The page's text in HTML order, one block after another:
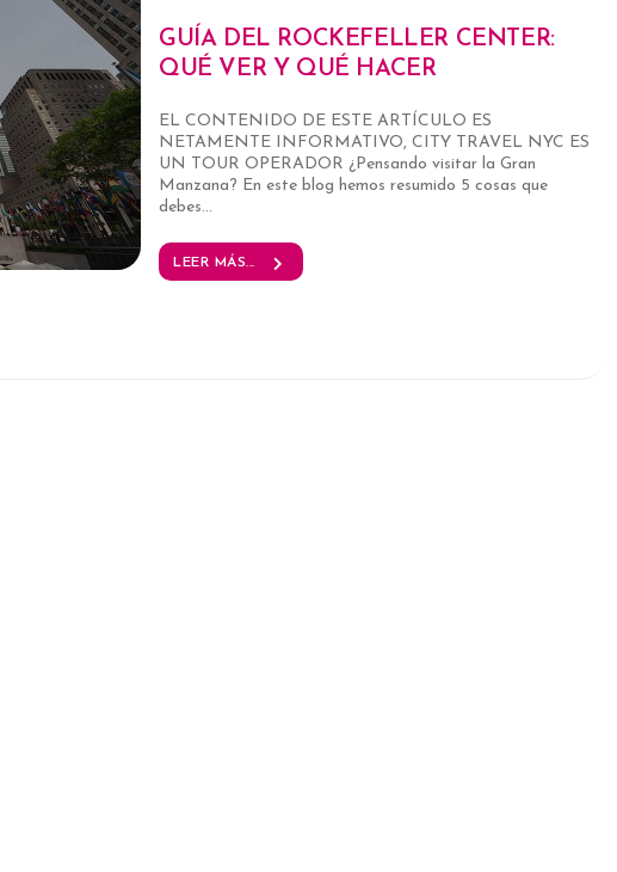
GUÍA DEL ROCKEFELLER CENTER:
QUÉ VER Y QUÉ HACER
EL CONTENIDO DE ESTE ARTÍCULO ES
NETAMENTE INFORMATIVO, CITY TRAVEL NYC ES
UN TOUR OPERADOR ¿Pensando visitar la Gran
Manzana? En este blog hemos resumido 5 cosas que
debes...
LEER MÁS...